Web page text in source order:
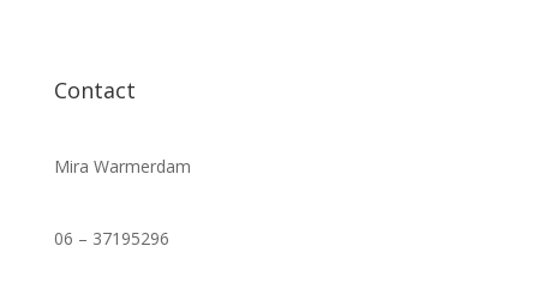
Contact
Mira Warmerdam
06 – 37195296